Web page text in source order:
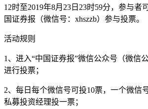
12时至2019年8月23日23时59分，参与者
国证券报（微信号：xhszzb）参与投票。
活动规则
1、进入“中国证券报”微信公众号（微信公
进行投票；
2、每日每个微信号可投10票，一个微信
私募投资经理投一票；